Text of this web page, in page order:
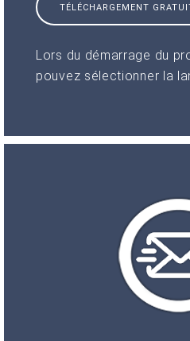
TÉLÉCHARGEMENT
Lors du démarrage du
pouvez sélectionner la